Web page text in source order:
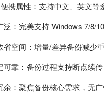
携属性：支持中文、英文等
泛：完美支持 Windows 7/8/
省空间：增量/差异备份减少
可靠：备份过程支持断点续
余：聚焦备份核心需求，无